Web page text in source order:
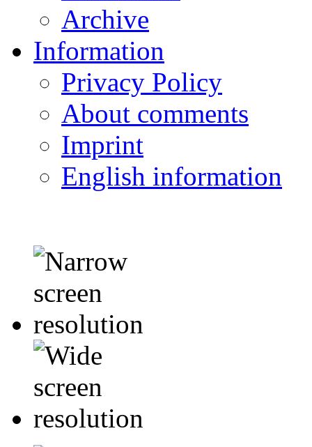
Archive
Information
Privacy Policy
About comments
Imprint
English information